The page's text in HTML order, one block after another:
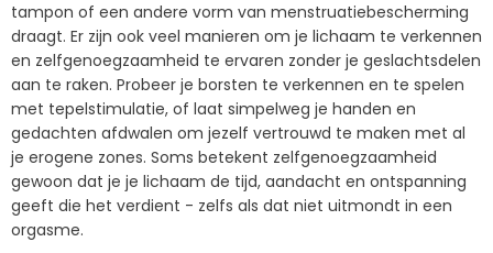
tampon of een andere vorm van menstruatiebescherming
draagt. Er zijn ook veel manieren om je lichaam te verkennen
en zelfgenoegzaamheid te ervaren zonder je geslachtsdelen
aan te raken. Probeer je borsten te verkennen en te spelen
met tepelstimulatie, of laat simpelweg je handen en
gedachten afdwalen om jezelf vertrouwd te maken met al
je erogene zones. Soms betekent zelfgenoegzaamheid
gewoon dat je je lichaam de tijd, aandacht en ontspanning
geeft die het verdient - zelfs als dat niet uitmondt in een
orgasme.